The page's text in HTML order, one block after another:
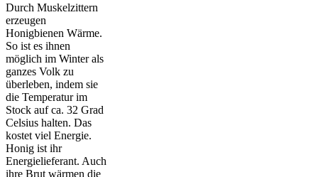
Durch Muskelzittern
erzeugen
Honigbienen Wärme.
So ist es ihnen
möglich im Winter als
ganzes Volk zu
überleben, indem sie
die Temperatur im
Stock auf ca. 32 Grad
Celsius halten. Das
kostet viel Energie.
Honig ist ihr
Energielieferant. Auch
ihre Brut wärmen die